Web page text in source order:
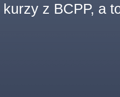
kurzy z BCPP, a